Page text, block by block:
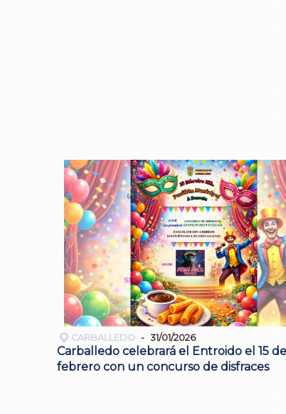
CARBALLEDO 31/01/2026
Carballedo celebrará el Entroido el 15 de
febrero con un concurso de disfraces